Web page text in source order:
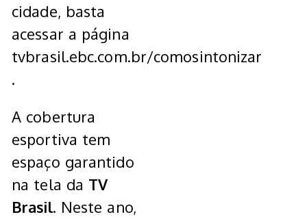
cidade, basta
acessar a página
tvbrasil.ebc.com.br/comosintonizar
.
A cobertura
esportiva tem
espaço garantido
na tela da TV
Brasil. Neste ano,